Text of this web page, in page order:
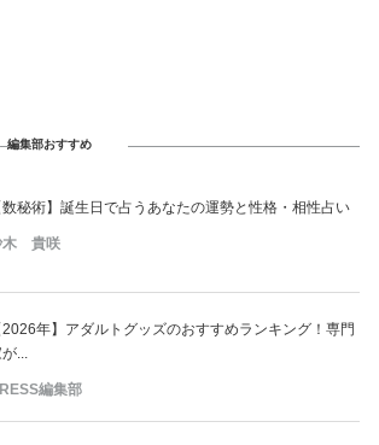
編集部おすすめ
数秘術】誕生日で占うあなたの運勢と性格・相性占い
木 貴咲
2026年】アダルトグッズのおすすめランキング！専門
...
編集部